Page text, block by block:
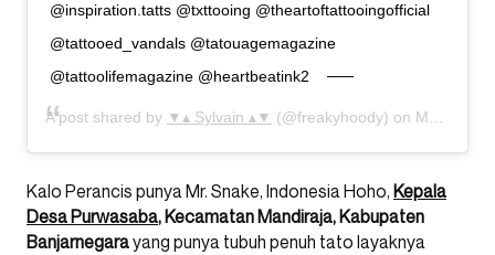
@inspiration.tatts @txttooing @theartoftattooingofficial
@tattooed_vandals @tatouagemagazine
@tattoolifemagazine @heartbeatink2
A post shared by ▼▴ Sylvain ▴▼ (@freakyhoody) on Mar 2, 2019 at 6:58am PST
Kalo Perancis punya Mr. Snake, Indonesia Hoho, Kepala
Desa Purwasaba, Kecamatan Mandiraja, Kabupaten
Banjarnegarayang punya tubuh penuh tato layaknya